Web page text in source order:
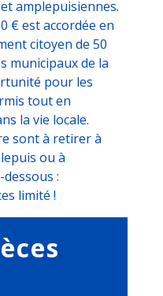
amplepuisiennes.
€ est accordée en
citoyen de 50
municipaux de la
pour les
tout en
la vie locale.
sont à retirer à
ou à
:
limité !